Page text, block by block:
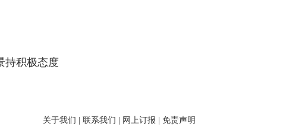
持积极态度
关于我们 联系我们 网上订报 免责声明